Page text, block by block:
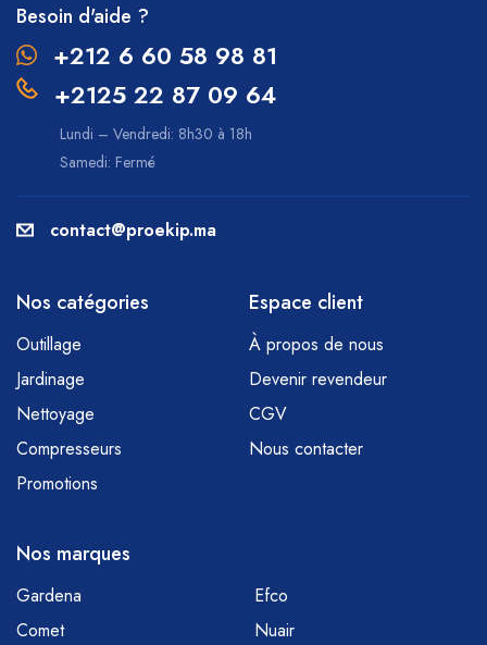
Besoin d'aide ?
+212 6 60 58 98 81
+2125 22 87 09 64
Lundi – Vendredi: 8h30 à 18h
Samedi: Fermé
contact@proekip.ma
Nos catégories
Outillage
Jardinage
Nettoyage
Compresseurs
Promotions
Espace client
À propos de nous
Devenir revendeur
CGV
Nous contacter
Nos marques
Gardena
Efco
Comet
Nuair